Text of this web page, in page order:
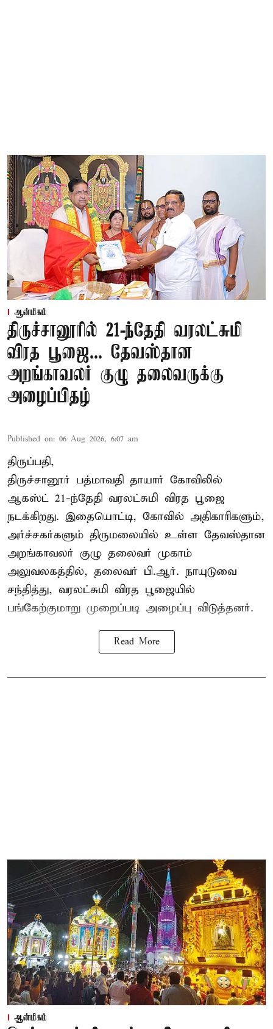
ஆன்மிகம்
திருச்சானூரில் 21-ந்தேதி வரலட்சுமி
விரத பூஜை... தேவஸ்தான
அறங்காவலர் குழு தலைவருக்கு
அழைப்பிதழ்
Published on: 06 Aug 2026, 6:07 am
திருப்பதி,
திருச்சானூர் பத்மாவதி தாயார் கோவிலில்
ஆகஸ்ட் 21-ந்தேதி வரலட்சுமி விரத பூஜை
நடக்கிறது. இதையொட்டி, கோவில் அதிகாரிகளும்,
அர்ச்சகர்களும் திருமலையில் உள்ள தேவஸ்தான
அறங்காவலர் குழு தலைவர் முகாம்
அலுவலகத்தில், தலைவர் பி.ஆர். நாயுடுவை
சந்தித்து, வரலட்சுமி விரத பூஜையில்
பங்கேற்குமாறு முறைப்படி அழைப்பு விடுத்தனர்.
Read More
ஆன்மிகம்